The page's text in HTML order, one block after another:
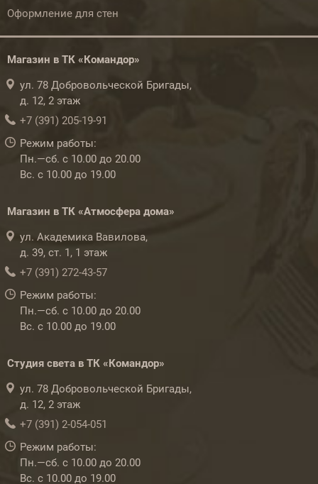
Оформление для стен
Магазин в ТК «Командор»
ул. 78 Добровольческой Бригады,
д. 12, 2 этаж
+7 (391) 205-19-91
Режим работы:
Пн.—сб. с 10.00 до 20.00
Вс. с 10.00 до 19.00
Магазин в ТК «Атмосфера дома»
ул. Академика Вавилова,
д. 39, ст. 1, 1 этаж
+7 (391) 272-43-57
Режим работы:
Пн.—сб. с 10.00 до 20.00
Вс. с 10.00 до 19.00
Студия света в ТК «Командор»
ул. 78 Добровольческой Бригады,
д. 12, 2 этаж
+7 (391) 2-054-051
Режим работы:
Пн.—сб. с 10.00 до 20.00
Вс. с 10.00 до 19.00